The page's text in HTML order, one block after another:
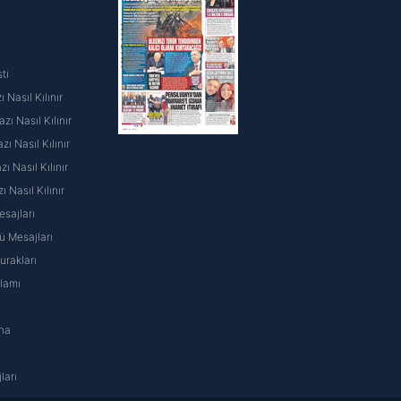
Nasıl Kılınır
Nasıl Kılınır
Nasıl Kılınır
Nasıl Kılınır
Nasıl Kılınır
Mesajları